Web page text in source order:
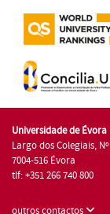
Universidade de Évora
Largo dos Colegiais,
7004-516 Évora
tlf: +351 266 740 800
outros contactos